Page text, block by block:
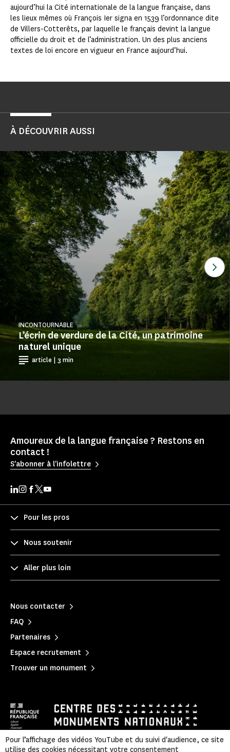
aujourd’hui la Cité internationale de la langue française, dans
les lieux mêmes où François Ier signa en 1539 l’ordonnance dite
de Villers-Cotterêts, par laquelle le français devint la langue
officielle du droit et de l’administration. Un des plus anciens
textes de loi encore en vigueur en France aujourd’hui.
À DÉCOUVRIR AUSSI
L’écrin de verdure de la Cité, un patrimoine
naturel unique
INCONTOURNABLE
article | 3 min
Amoureux de la langue française ? Restons en
contact !
S'abonner à l'infolettre
Pour les pros
Nous soutenir
Aller plus loin
Nous contacter
FAQ
Partenaires
Espace recrutement
Trouver un monument
Pour l’affichage des vidéos YouTube et du suivi d'audience, ce site
utilise des cookies nécessitant votre consentement